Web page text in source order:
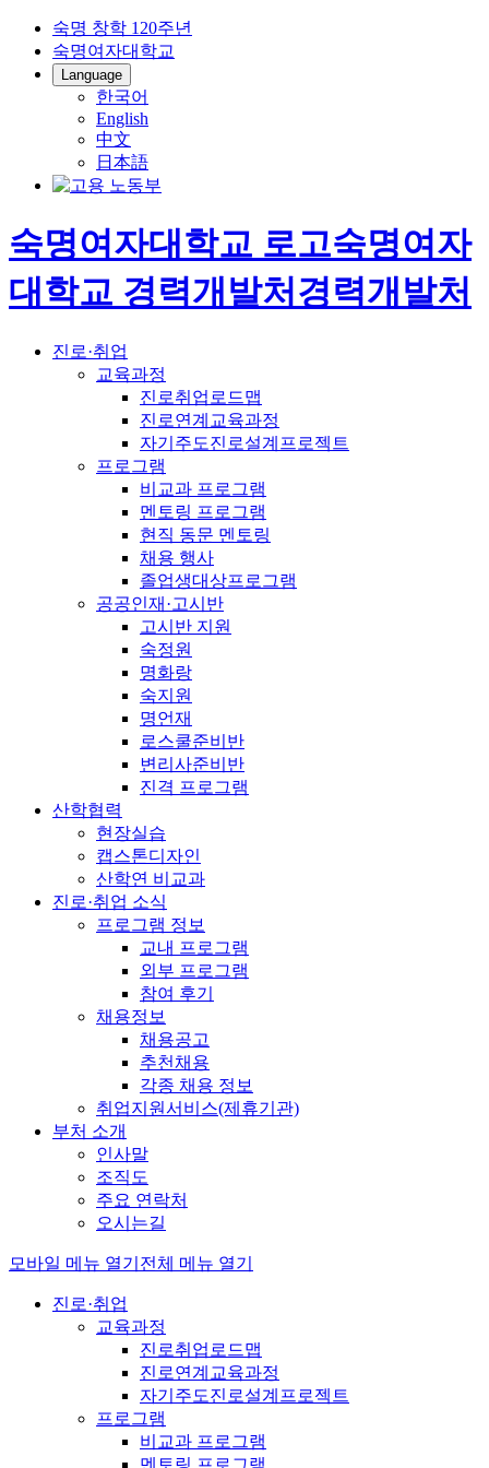
숙명 창학 120주년
숙명여자대학교
Language
한국어
English
中文
日本語
숙명여자대학교 로고숙명여자
대학교 경력개발처경력개발처
진로·취업
교육과정
진로취업로드맵
진로연계교육과정
자기주도진로설계프로젝트
프로그램
비교과 프로그램
멘토링 프로그램
현직 동문 멘토링
채용 행사
졸업생대상프로그램
공공인재·고시반
고시반 지원
숙정원
명화랑
숙지원
명언재
로스쿨준비반
변리사준비반
진격 프로그램
산학협력
현장실습
캡스톤디자인
산학연 비교과
진로·취업 소식
프로그램 정보
교내 프로그램
외부 프로그램
참여 후기
채용정보
채용공고
추천채용
각종 채용 정보
취업지원서비스(제휴기관)
부처 소개
인사말
조직도
주요 연락처
오시는길
모바일 메뉴 열기 전체 메뉴 열기
진로·취업
교육과정
진로취업로드맵
진로연계교육과정
자기주도진로설계프로젝트
프로그램
비교과 프로그램
멘토링 프로그램